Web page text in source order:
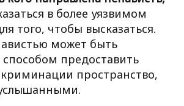
в более уязвимом
того, чтобы высказаться.
может быть
предоставить
пространство,